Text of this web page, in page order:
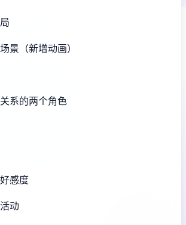
景（新增动画）
系的两个角色
感度
动